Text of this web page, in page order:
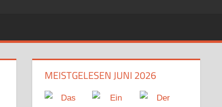
MEISTGELESEN JUNI 2026